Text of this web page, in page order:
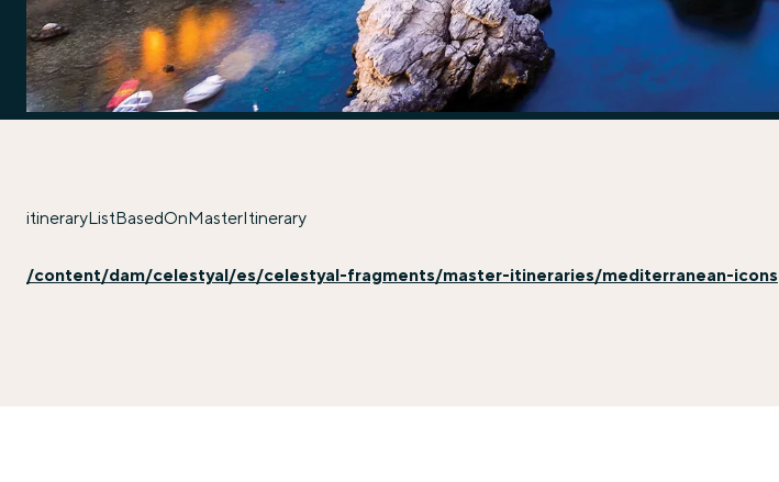
itineraryListBasedOnMasterItinerary
/content/dam/celestyal/es/celestyal-fragments/master-itineraries/mediterranean-icons